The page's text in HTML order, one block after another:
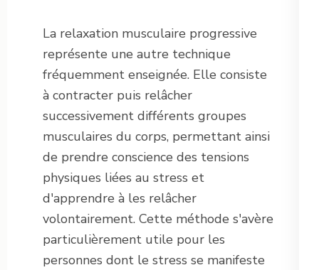
La relaxation musculaire progressive
représente une autre technique
fréquemment enseignée. Elle consiste
à contracter puis relâcher
successivement différents groupes
musculaires du corps, permettant ainsi
de prendre conscience des tensions
physiques liées au stress et
d'apprendre à les relâcher
volontairement. Cette méthode s'avère
particulièrement utile pour les
personnes dont le stress se manifeste